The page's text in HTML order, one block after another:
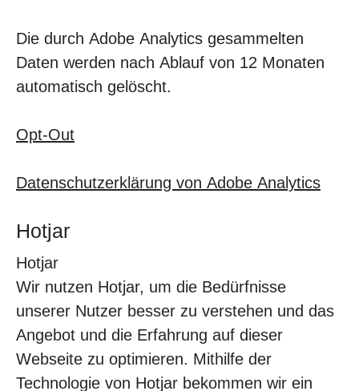
Die durch Adobe Analytics gesammelten
Daten werden nach Ablauf von 12 Monaten
automatisch gelöscht.
Opt-Out
Datenschutzerklärung von Adobe Analytics
Hotjar
Hotjar
Wir nutzen Hotjar, um die Bedürfnisse
unserer Nutzer besser zu verstehen und das
Angebot und die Erfahrung auf dieser
Webseite zu optimieren. Mithilfe der
Technologie von Hotjar bekommen wir ein